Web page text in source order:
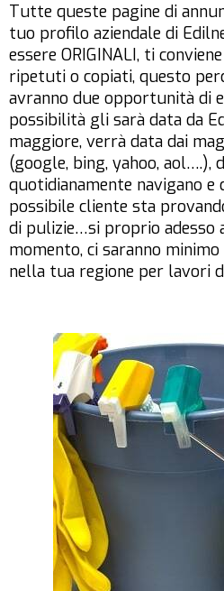
Tutte queste pagine di
tuo profilo aziendale di
essere ORIGINALI, ti
ripetuti o copiati, questo
avranno due opportunità di
possibilità gli sarà data da
maggiore, verrà data dai
(google, bing, yahoo, aol….),
quotidianamente navigano e
possibile cliente sta
di pulizie…si proprio adesso
momento, ci saranno
nella tua regione per lavori